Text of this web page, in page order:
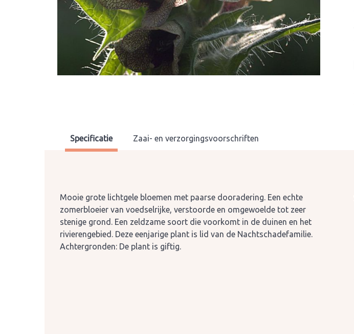
Specificatie Zaai- en verzorgingsvoorschriften
Mooie grote lichtgele bloemen met paarse dooradering. Een echte
zomerbloeier van voedselrijke, verstoorde en omgewoelde tot zeer
stenige grond. Een zeldzame soort die voorkomt in de duinen en het
rivierengebied. Deze eenjarige plant is lid van de Nachtschadefamilie.
Achtergronden: De plant is giftig.